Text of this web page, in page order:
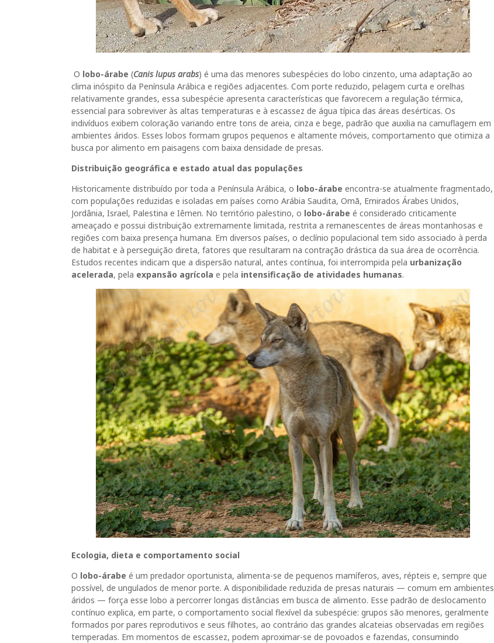
O lobo-árabe (Canis lupus arabs) é uma das menores subespécies do lobo cinzento, uma adaptação ao
clima inóspito da Península Arábica e regiões adjacentes. Com porte reduzido, pelagem curta e orelhas
relativamente grandes, essa subespécie apresenta características que favorecem a regulação térmica,
essencial para sobreviver às altas temperaturas e à escassez de água típica das áreas desérticas. Os
indivíduos exibem coloração variando entre tons de areia, cinza e bege, padrão que auxilia na camuflagem em
ambientes áridos. Esses lobos formam grupos pequenos e altamente móveis, comportamento que otimiza a
busca por alimento em paisagens com baixa densidade de presas.
Distribuição geográfica e estado atual das populações
Historicamente distribuído por toda a Península Arábica, o lobo-árabe encontra-se atualmente fragmentado,
com populações reduzidas e isoladas em países como Arábia Saudita, Omã, Emirados Árabes Unidos,
Jordânia, Israel, Palestina e Iêmen. No território palestino, o lobo-árabe é considerado criticamente
ameaçado e possui distribuição extremamente limitada, restrita a remanescentes de áreas montanhosas e
regiões com baixa presença humana. Em diversos países, o declínio populacional tem sido associado à perda
de habitat e à perseguição direta, fatores que resultaram na contração drástica da sua área de ocorrência.
Estudos recentes indicam que a dispersão natural, antes contínua, foi interrompida pela urbanização
acelerada, pela expansão agrícola e pela intensificação de atividades humanas.
Ecologia, dieta e comportamento social
O lobo-árabe é um predador oportunista, alimenta-se de pequenos mamíferos, aves, répteis e, sempre que
possível, de ungulados de menor porte. A disponibilidade reduzida de presas naturais — comum em ambientes
áridos — força esse lobo a percorrer longas distâncias em busca de alimento. Esse padrão de deslocamento
contínuo explica, em parte, o comportamento social flexível da subespécie: grupos são menores, geralmente
formados por pares reprodutivos e seus filhotes, ao contrário das grandes alcateias observadas em regiões
temperadas. Em momentos de escassez, podem aproximar-se de povoados e fazendas, consumindo